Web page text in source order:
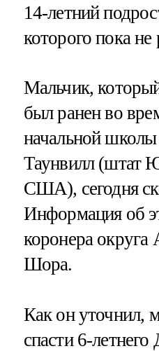
14-летний
которого пока не
Мальчик,
был ранен во
начальной школы
Таунвилл (штат
США), сегодня
Информация об
коронера округа
Шора.
Как он уточнил,
спасти 6-